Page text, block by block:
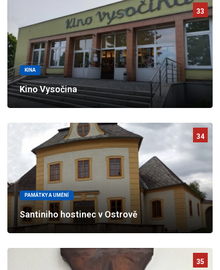
33
KINA
Kino Vysočina
34
PAMÁTKY A UMĚNÍ
Santiniho hostinec v Ostrově
35